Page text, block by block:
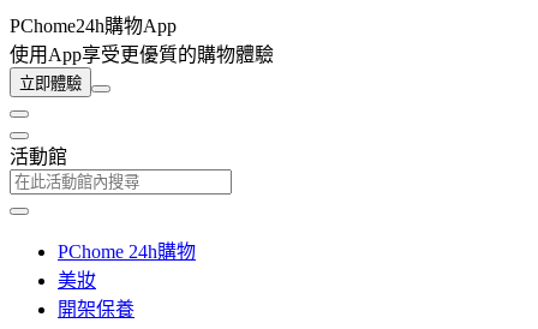
PChome24h購物App
使用App享受更優質的購物體驗
立即體驗
活動館
PChome 24h購物
美妝
開架保養